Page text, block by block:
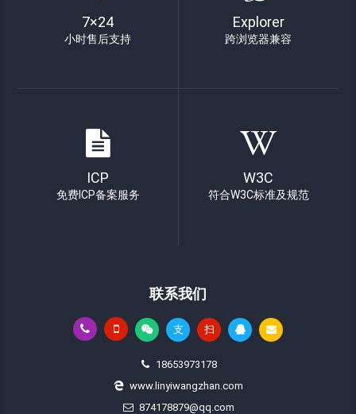
7×24
小时售后支持
Explorer
跨浏览器兼容
ICP
免费ICP备案服务
W3C
符合W3C标准及规范
联系我们
支 扫
18653973178
www.linyiwangzhan.com
874178879@qq.com